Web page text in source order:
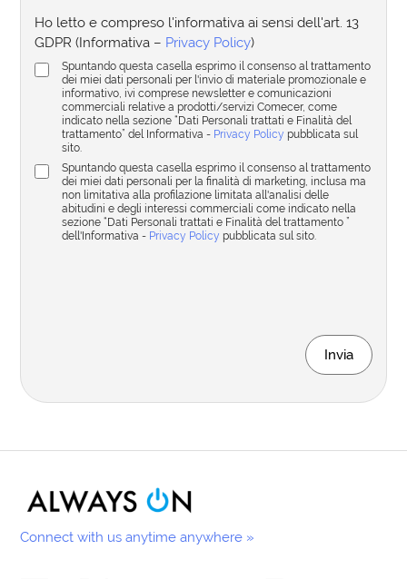
Ho letto e compreso l'informativa ai sensi dell'art. 13
GDPR (Informativa – Privacy Policy)
Spuntando questa casella esprimo il consenso al trattamento
dei miei dati personali per l'invio di materiale promozionale e
informativo, ivi comprese newsletter e comunicazioni
commerciali relative a prodotti/servizi Comecer, come
indicato nella sezione “Dati Personali trattati e Finalità del
trattamento” del Informativa - Privacy Policy pubblicata sul
sito.
Spuntando questa casella esprimo il consenso al trattamento
dei miei dati personali per la finalità di marketing, inclusa ma
non limitativa alla profilazione limitata all'analisi delle
abitudini e degli interessi commerciali come indicato nella
sezione “Dati Personali trattati e Finalità del trattamento ”
dell'Informativa - Privacy Policy pubblicata sul sito.
Invia
Connect with us anytime anywhere »